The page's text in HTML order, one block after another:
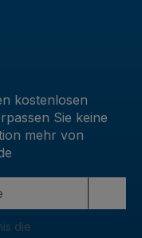
kostenlosen
Sie keine
mehr von
die